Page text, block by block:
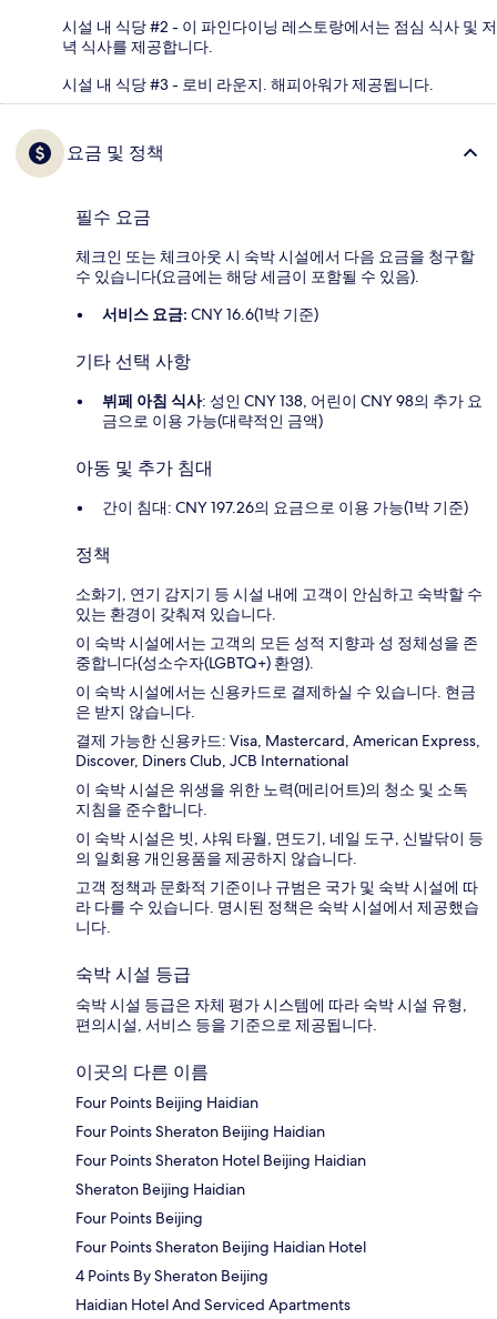
시설 내 식당 #2 - 이 파인다이닝 레스토랑에서는 점심 식사 및 저
녁 식사를 제공합니다.
시설 내 식당 #3 - 로비 라운지. 해피아워가 제공됩니다.
요금 및 정책
필수 요금
체크인 또는 체크아웃 시 숙박 시설에서 다음 요금을 청구할
수 있습니다(요금에는 해당 세금이 포함될 수 있음).
서비스 요금: CNY 16.6(1박 기준)
기타 선택 사항
뷔페 아침 식사: 성인 CNY 138, 어린이 CNY 98의 추가 요
금으로 이용 가능(대략적인 금액)
아동 및 추가 침대
간이 침대: CNY 197.26의 요금으로 이용 가능(1박 기준)
정책
소화기, 연기 감지기 등 시설 내에 고객이 안심하고 숙박할 수
있는 환경이 갖춰져 있습니다.
이 숙박 시설에서는 고객의 모든 성적 지향과 성 정체성을 존
중합니다(성소수자(LGBTQ+) 환영).
이 숙박 시설에서는 신용카드로 결제하실 수 있습니다. 현금
은 받지 않습니다.
결제 가능한 신용카드: Visa, Mastercard, American Express,
Discover, Diners Club, JCB International
이 숙박 시설은 위생을 위한 노력(메리어트)의 청소 및 소독
지침을 준수합니다.
이 숙박 시설은 빗, 샤워 타월, 면도기, 네일 도구, 신발닦이 등
의 일회용 개인용품을 제공하지 않습니다.
고객 정책과 문화적 기준이나 규범은 국가 및 숙박 시설에 따
라 다를 수 있습니다. 명시된 정책은 숙박 시설에서 제공했습
니다.
숙박 시설 등급
숙박 시설 등급은 자체 평가 시스템에 따라 숙박 시설 유형,
편의시설, 서비스 등을 기준으로 제공됩니다.
이곳의 다른 이름
Four Points Beijing Haidian
Four Points Sheraton Beijing Haidian
Four Points Sheraton Hotel Beijing Haidian
Sheraton Beijing Haidian
Four Points Beijing
Four Points Sheraton Beijing Haidian Hotel
4 Points By Sheraton Beijing
Haidian Hotel And Serviced Apartments